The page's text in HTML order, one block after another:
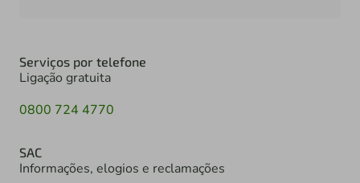
Serviços por telefone
Ligação gratuita
0800 724 4770
SAC
Informações, elogios e reclamações